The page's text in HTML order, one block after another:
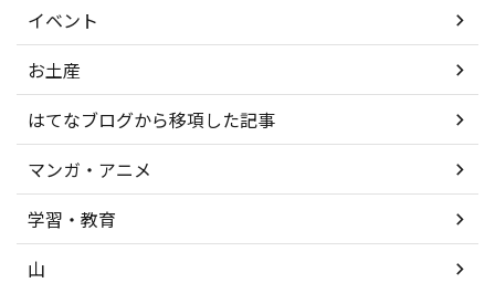
イベント
お土産
はてなブログから移項した記事
マンガ・アニメ
学習・教育
山